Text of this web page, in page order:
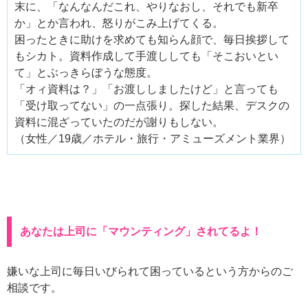
末に、「なんなんだこれ、やりなおし、それでも新卒
か」とか言われ、怒りがこみ上げてくる。
困ったときに助けを求めても知らん顔で、毎日挨拶して
もシカト。資料作成して手渡ししても「そこおいとい
て」とぶっきらぼうな態度。
「オィ資料は？」「お渡ししましたけど」と言っても
「受け取ってない」の一点張り。探した結果、デスクの
資料に混ざっていたのだが謝りもしない。
（女性／19歳／ホテル・旅行・アミューズメント業界）
あなたは上司に「マウンティング」されてるよ！
嫌いな上司に毎日いびられて困っているという方からのご
相談です。